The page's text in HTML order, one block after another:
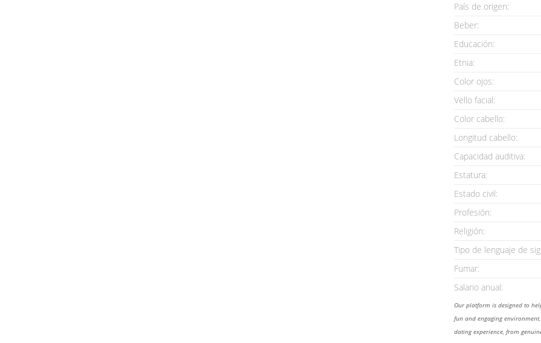
País de origen:
Beber:
Educación:
Etnia:
Color ojos:
Vello facial:
Color cabello:
Longitud cabello:
Capacidad auditiva:
Estatura:
Estado civil:
Profesión:
Religión:
Tipo de lenguaje de
Fumar:
Salario anual:
Our platform is designed to
fun and engaging
dating experience, from